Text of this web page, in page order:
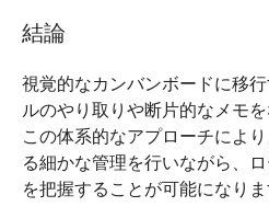
結論
視覚的なカンバンボードに移
ルのやり取りや断片的なメモ
この体系的なアプローチによ
る細かな管理を行いながら、
を把握することが可能になりま